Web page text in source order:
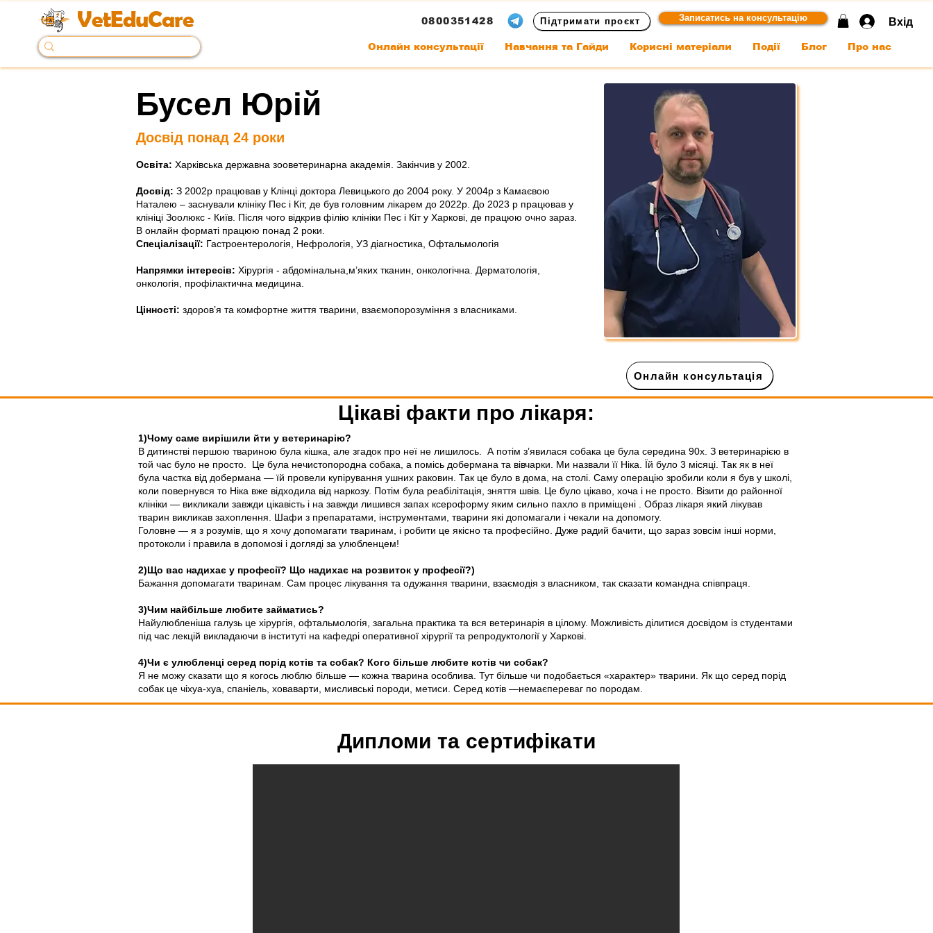
VetEduCare 0800351428 Підтримати проєкт Записатись на консультацію Вхід
Онлайн консультації Навчання та Гайди Корисні матеріали Події Блог Про нас
< Back
Бусел Юрій
Досвід понад 24 роки
Освіта: Харківська державна зооветеринарна академія. Закінчив у 2002.
Досвід: З 2002р працював у Клінці доктора Левицького до 2004 року. У 2004р з Камаєвою
Наталею – заснували клініку Пес і Кіт, де був головним лікарем до 2022р. До 2023 р працював у
клініці Зоолюкс - Київ. Після чого відкрив філію клініки Пес і Кіт у Харкові, де працюю очно зараз.
В онлайн форматі працюю понад 2 роки.
Спеціалізації: Гастроентерологія, Нефрологія, УЗ діагностика, Офтальмологія
Напрямки інтересів: Хірургія - абдомінальна,м’яких тканин, онкологічна. Дерматологія,
онкологія, профілактична медицина.
Цінності: здоров’я та комфортне життя тварини, взаємопорозуміння з власниками.
Онлайн консультація
Цікаві факти про лікаря:
1)Чому саме вирішили йти у ветеринарію?
В дитинстві першою твариною була кішка, але згадок про неї не лишилось. А потім з’явилася собака це була середина 90х. З ветеринарією в
той час було не просто. Це була нечистопородна собака, а помісь добермана та вівчарки. Ми назвали її Ніка. Їй було 3 місяці. Так як в неї
була частка від добермана — їй провели купірування ушних раковин. Так це було в дома, на столі. Саму операцію зробили коли я був у школі,
коли повернувся то Ніка вже відходила від наркозу. Потім була реабілітація, зняття швів. Це було цікаво, хоча і не просто. Візити до районної
клініки — викликали завжди цікавість і на завжди лишився запах ксероформу яким сильно пахло в приміщені . Образ лікаря який лікував
тварин викликав захоплення. Шафи з препаратами, інструментами, тварини які допомагали і чекали на допомогу.
Головне — я з розумів, що я хочу допомагати тваринам, і робити це якісно та професійно. Дуже радий бачити, що зараз зовсім інші норми,
протоколи і правила в допомозі і догляді за улюбленцем!
2)Що вас надихає у професії? Що надихає на розвиток у професії?)
Бажання допомагати тваринам. Сам процес лікування та одужання тварини, взаємодія з власником, так сказати командна співпраця.
3)Чим найбільше любите займатись?
Найулюбленіша галузь це хірургія, офтальмологія, загальна практика та вся ветеринарія в цілому. Можливість ділитися досвідом із студентами
під час лекцій викладаючи в інституті на кафедрі оперативної хірургії та репродуктології у Харкові.
4)Чи є улюбленці серед порід котів та собак? Кого більше любите котів чи собак?
Я не можу сказати що я когось люблю більше — кожна тварина особлива. Тут більше чи подобається «характер» тварини. Як що серед порід
собак це чіхуа-хуа, спаніель, ховаварти, мисливські породи, метиси. Серед котів —немаєпереваг по породам.
Дипломи та сертифікати